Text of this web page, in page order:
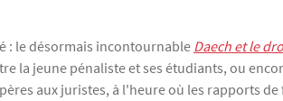
: le désormais incontournable Daech et le
jeune pénaliste et ses étudiants, ou
aux juristes, à l'heure où les rapports